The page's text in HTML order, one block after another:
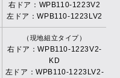
右ドア：WPB110-1223V2
左ドア：WPB110-1223LV2
（現地組立タイプ）
右ドア：WPB110-1223V2-
KD
左ドア：WPB110-1223LV2-